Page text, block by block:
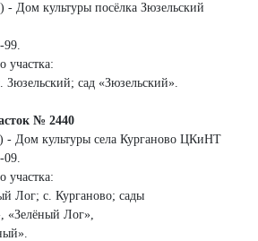
Дом культуры посёлка Зюзельский
участка:
сад «Зюзельский».
№ 2440
- Дом культуры села Курганово ЦКиНТ
участка:
Лог; с. Курганово; сады
«Зелёный Лог»,